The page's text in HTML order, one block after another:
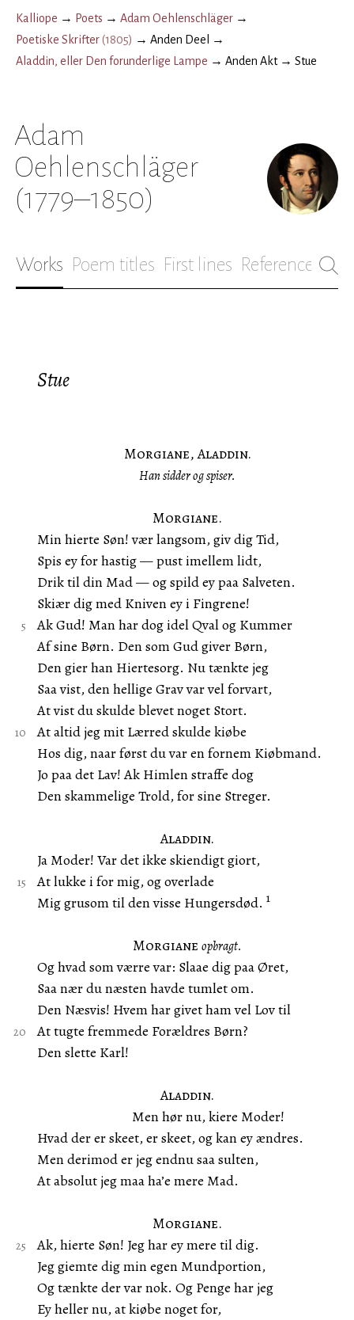
Kalliope → Poets → Adam Oehlenschläger →
Poetiske Skrifter(1805) → Anden Deel
→
Aladdin, eller Den forunderlige Lampe → Anden Akt→ Stue
Adam
Oehlenschläger
(1779–1850)
Works Poem titles First lines References
Stue
Morgiane, Aladdin.
Han sidder og spiser.
Morgiane.
Min hierte Søn! vær langsom, giv dig Tid,
Spis ey for hastig — pust imellem lidt,
Drik til din Mad — og spild ey paa Salveten.
Skiær dig med Kniven ey i Fingrene!
Ak Gud! Man har dog idel Qval og Kummer
Af sine Børn. Den som Gud giver Børn,
Den gier han Hiertesorg. Nu tænkte jeg
Saa vist, den hellige Grav var vel forvart,
At vist du skulde blevet noget Stort.
At altid jeg mit Lærred skulde kiøbe
Hos dig, naar først du var en fornem Kiøbmand.
Jo paa det Lav! Ak Himlen straffe dog
Den skammelige Trold, for sine Streger.
Aladdin.
Ja Moder! Var det ikke skiendigt giort,
At lukke i for mig, og overlade
Mig grusom til den visse Hungersdød. 1
Morgiane opbragt.
Og hvad som værre var: Slaae dig paa Øret,
Saa nær du næsten havde tumlet om.
Den Næsvis! Hvem har givet ham vel Lov til
At tugte fremmede Forældres Børn?
Den slette Karl!
Aladdin.
Men hør nu, kiere Moder!
Hvad der er skeet, er skeet, og kan ey ændres.
Men derimod er jeg endnu saa sulten,
At absolut jeg maa ha’e mere Mad.
Morgiane.
Ak, hierte Søn! Jeg har ey mere til dig.
Jeg giemte dig min egen Mundportion,
Og tænkte der var nok. Og Penge har jeg
Ey heller nu, at kiøbe noget for,